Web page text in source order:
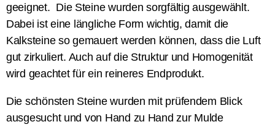
geeignet. Die Steine wurdensorgfältig ausgewählt.
Dabei ist eine längliche Form wichtig, damit die
Kalksteine so gemauert werden können, dass die Luft
gut zirkuliert. Auch auf die Struktur und Homogenität
wird geachtet für ein reineres Endprodukt.
Die schönsten Steine wurden mit prüfendem Blick
ausgesucht und von Hand zu Hand zur Mulde